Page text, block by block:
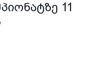
11